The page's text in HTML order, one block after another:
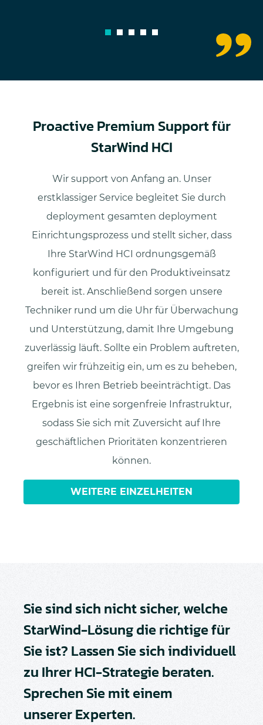
1 2 3 4
Proactive Premium Support für
StarWind HCI
Wir support von Anfang an. Unser
erstklassiger Service begleitet Sie durch
deployment gesamten deployment
Einrichtungsprozess und stellt sicher, dass
Ihre StarWind HCI ordnungsgemäß
konfiguriert und für den Produktiveinsatz
bereit ist. Anschließend sorgen unsere
Techniker rund um die Uhr für Überwachung
und Unterstützung, damit Ihre Umgebung
zuverlässig läuft. Sollte ein Problem auftreten,
greifen wir frühzeitig ein, um es zu beheben,
bevor es Ihren Betrieb beeinträchtigt. Das
Ergebnis ist eine sorgenfreie Infrastruktur,
sodass Sie sich mit Zuversicht auf Ihre
geschäftlichen Prioritäten konzentrieren
können.
WEITERE EINZELHEITEN
Sie sind sich nicht sicher, welche
StarWind-Lösung die richtige für
Sie ist? Lassen Sie sich individuell
zu Ihrer HCI-Strategie beraten.
Sprechen Sie mit einem
unserer Experten.